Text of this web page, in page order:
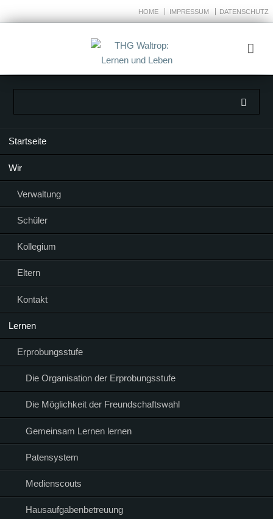
HOME IMPRESSUM DATENSCHUTZ
Startseite
Wir
Verwaltung
Schüler
Kollegium
Eltern
Kontakt
Lernen
Erprobungsstufe
Die Organisation der Erprobungsstufe
Die Möglichkeit der Freundschaftswahl
Gemeinsam Lernen lernen
Patensystem
Medienscouts
Hausaufgabenbetreuung